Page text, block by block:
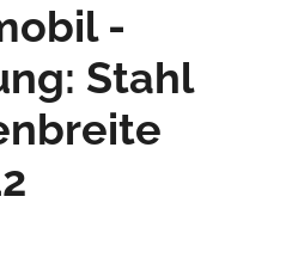
-
Stahl